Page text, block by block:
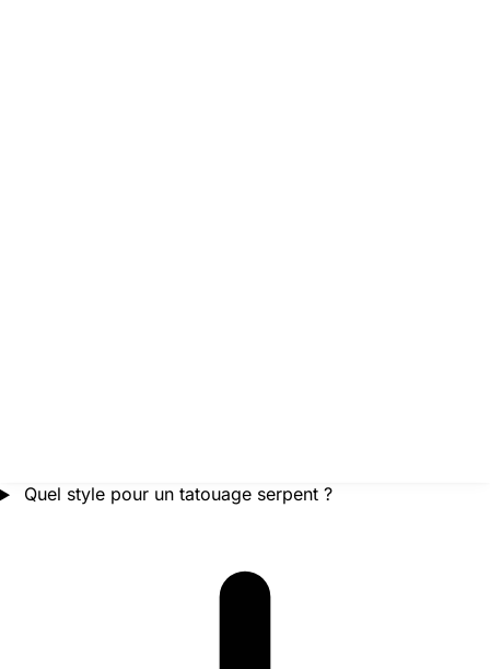
Quel style pour un tatouage serpent ?